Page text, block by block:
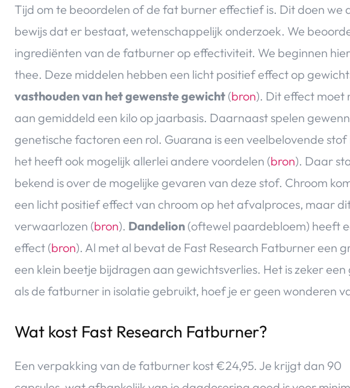
Tijd om te beoordelen of de fat burner effectief is. Dit doen we
bewijs dat er bestaat, wetenschappelijk onderzoek. We
ingrediënten van de fatburner op effectiviteit. We beginnen
thee. Deze middelen hebben een licht positief effect op
vasthouden van het gewenste gewicht (bron). Dit effect moet
aan gemiddeld een kilo op jaarbasis. Daarnaast spelen
genetische factoren een rol. Guarana is een veelbelovende
het heeft ook mogelijk allerlei andere voordelen (bron). Daar
bekend is over de mogelijke gevaren van deze stof. Chroom
een licht positief effect van chroom op het afvalproces, maar
verwaarlozen (bron). Dandelion (oftewel paardebloem) heeft
effect (bron). Al met al bevat de Fast Research Fatburner een
een klein beetje bijdragen aan gewichtsverlies. Het is zeker
als de fatburner in isolatie gebruikt, hoef je er geen wonderen
Wat kost Fast Research Fatburner?
Een verpakking van de fatburner kost €24,95. Je krijgt dan 90